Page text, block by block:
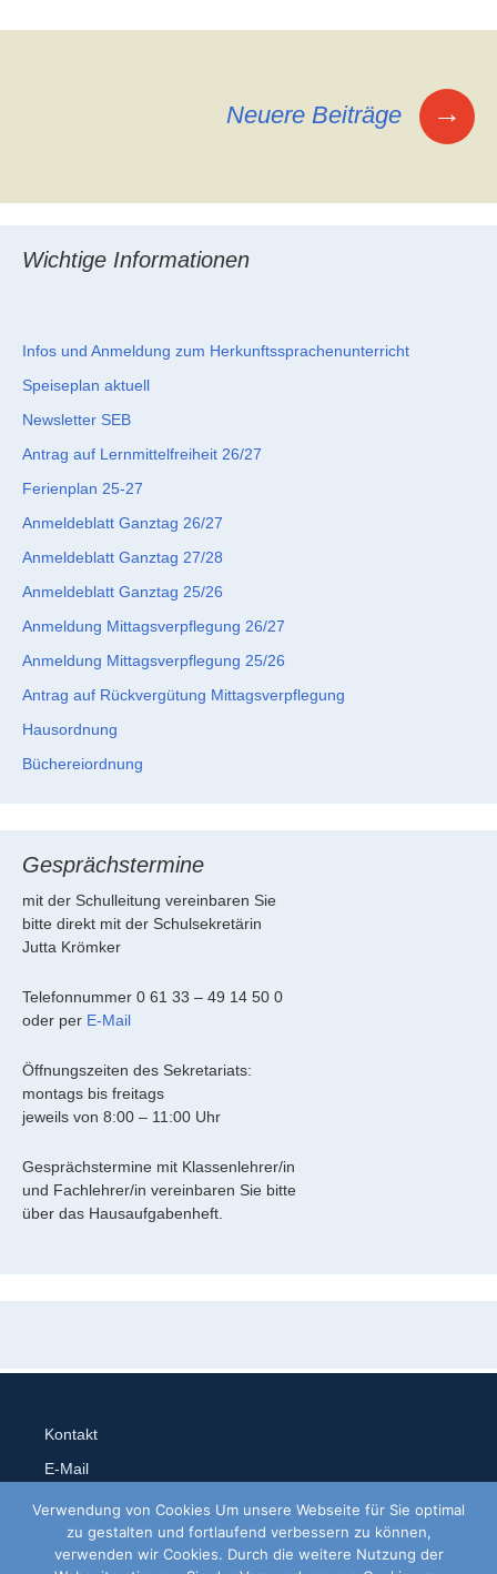
BeitragsnavigationNeuere Beiträge →
Wichtige Informationen
Infos und Anmeldung zum Herkunftssprachenunterricht
Speiseplan aktuell
Newsletter SEB
Antrag auf Lernmittelfreiheit 26/27
Ferienplan 25-27
Anmeldeblatt Ganztag 26/27
Anmeldeblatt Ganztag 27/28
Anmeldeblatt Ganztag 25/26
Anmeldung Mittagsverpflegung 26/27
Anmeldung Mittagsverpflegung 25/26
Antrag auf Rückvergütung Mittagsverpflegung
Hausordnung
Büchereiordnung
Gesprächstermine
mit der Schulleitung vereinbaren Sie
bitte direkt mit der Schulsekretärin
Jutta Krömker
Telefonnummer 0 61 33 – 49 14 50 0
oder per E-Mail
Öffnungszeiten des Sekretariats:
montags bis freitags
jeweils von 8:00 – 11:00 Uhr
Gesprächstermine mit Klassenlehrer/in
und Fachlehrer/in vereinbaren Sie bitte
über das Hausaufgabenheft.
Kontakt
E-Mail
Impressum
Verwendung von Cookies Um unsere Webseite für Sie optimal
zu gestalten und fortlaufend verbessern zu können,
verwenden wir Cookies. Durch die weitere Nutzung der